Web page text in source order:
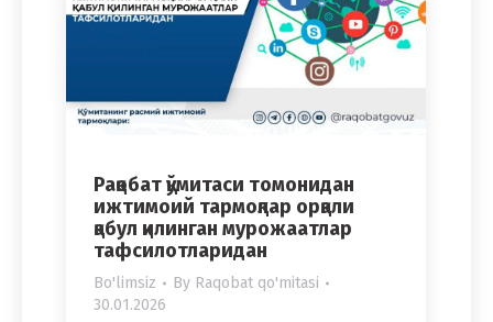
Рақобат қўмитаси томонидан
ижтимоий тармоқлар орқали
қабул қилинган мурожаатлар
тафсилотларидан
Bo'limsiz By Raqobat qo'mitasi
30.01.2026